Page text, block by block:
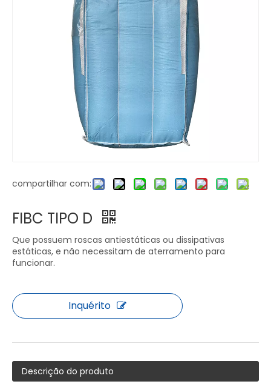
compartilhar com:
FIBC TIPO D
Que possuem roscas antiestáticas ou dissipativas
estáticas, e não necessitam de aterramento para
funcionar.
Inquérito
Descrição do produto